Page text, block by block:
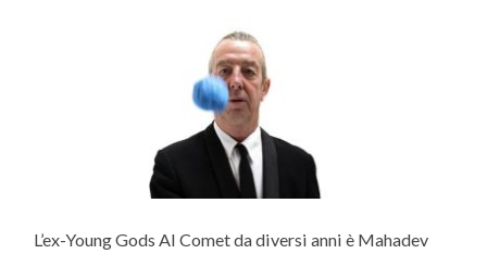
L’ex-Young Gods Al Comet da diversi anni è Mahadev